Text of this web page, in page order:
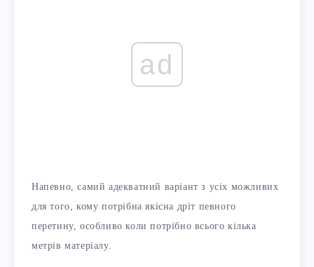
ad
Напевно, самий адекватний варіант з усіх можливих
для того, кому потрібна якісна дріт певного
перетину, особливо коли потрібно всього кілька
метрів матеріалу.